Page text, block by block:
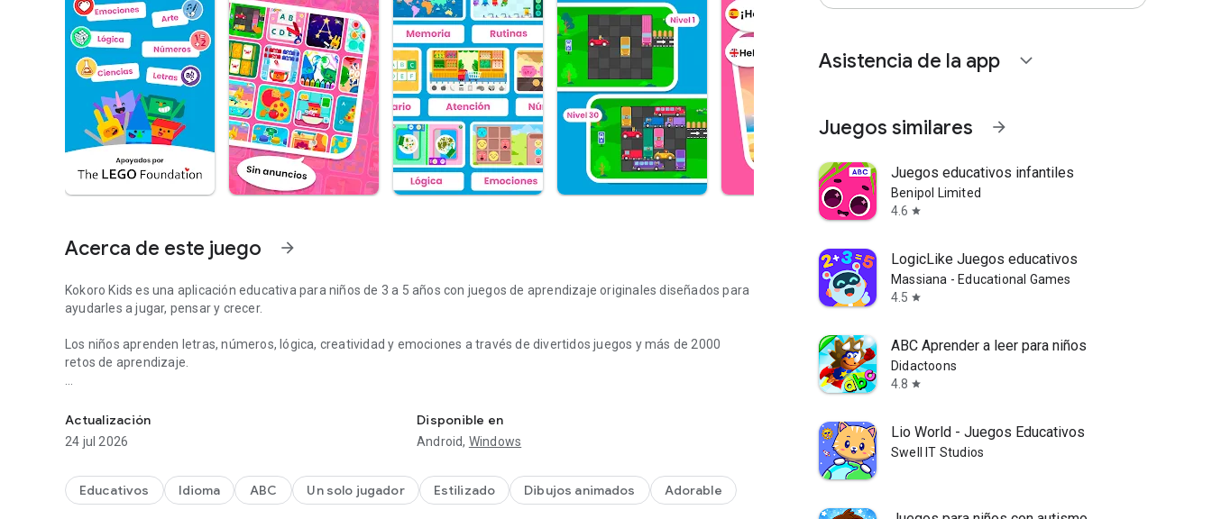
Acerca de este juego arrow_forward
Kokoro Kids es una aplicación educativa para niños de 3 a 5 años con juegos de aprendizaje originales diseñados para
ayudarles a jugar, pensar y crecer.
Los niños aprenden letras, números, lógica, creatividad y emociones a través de divertidos juegos y más de 2000
retos de aprendizaje.
Kokoro Kids cuenta con la certificación del programa kidSAFE Seal. Para obtener más información, visita
www.kidsafe.com
¿POR QUÉ ELEGIR KOKORO KIDS?
- Siéntete bien porque sabes que aprenden. Con Kokoro Kids, el tiempo frente a la pantalla se convierte en
Actualización
24 jul 2026
Disponible en
Android, Windows
Educativos Idioma ABC Un solo jugador Estilizado Dibujos animados Adorable
Asistencia de la app expand_more
Juegos similares arrow_forward
Juegos educativos infantiles
Benipol Limited
4.6 star
LogicLike Juegos educativos
Massiana - Educational Games
4.5 star
ABC Aprender a leer para niños
Didactoons
4.8 star
Lio World - Juegos Educativos
Swell IT Studios